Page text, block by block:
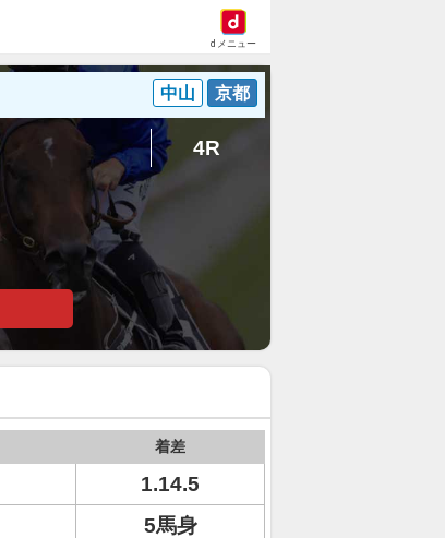
dメニュー
中山 京都
4R
着差
1.14.5
5馬身